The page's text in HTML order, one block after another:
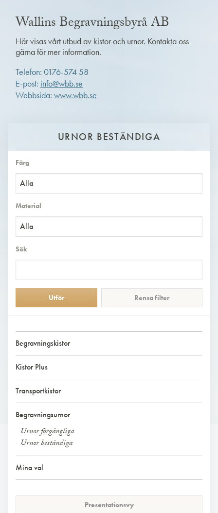
Wallins Begravningsbyrå AB
Här visas vårt utbud av kistor och urnor. Kontakta oss
gärna för mer information.
Telefon: 0176-574 58
E-post: info@wbb.se
Webbsida: www.wbb.se
URNOR BESTÄNDIGA
Färg
Alla
Material
Alla
Sök
Rensa filter
Begravningskistor
Kistor Plus
Transportkistor
Begravningsurnor
Urnor förgängliga
Urnor beständiga
Mina val
Presentationsvy